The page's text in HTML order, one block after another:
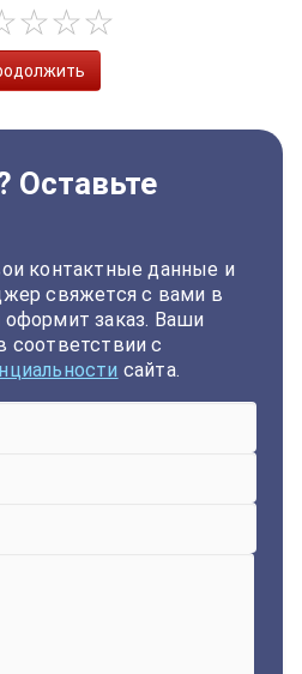
Оставьте
контактные данные и
свяжется с вами в
заказ. Ваши
соответствии с
сайта.